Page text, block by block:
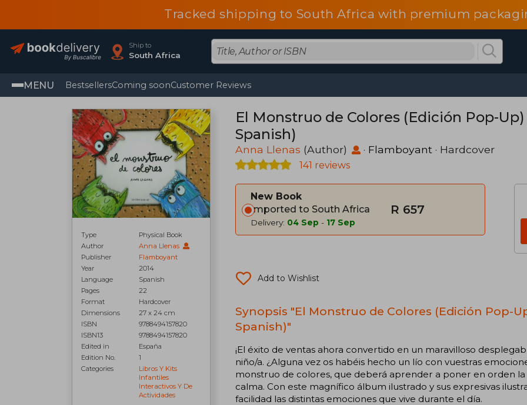
Tracked shipping to South Africa with premium
Ship to
South Africa
MENU BestsellersComing soonCustomer Reviews
Type
Physical Book
Author
Anna Llenas
Publisher
Flamboyant
Year
2014
Language
Spanish
Pages
22
Format
Hardcover
Dimensions
27 x 24 cm
ISBN
9788494157820
ISBN13
9788494157820
Edited in
España
Edition No.
1
Categories
Libros Y Kits
Infantiles
Interactivos Y De
Actividades
El Monstruo de Colores (Edición Pop-
Spanish)
Anna Llenas (Author) · Flamboyant · Hardcover
141 reviews
New Book
Imported to South Africa
Delivery: 04 Sep - 17 Sep
R 657
Add to Wishlist
Synopsis "El Monstruo de Colores (Edición Pop-
Spanish)"
¡El éxito de ventas ahora convertido en un maravilloso
niño/a. ¿Alguna vez os habéis hecho un lío con vuestras
monstruo de colores, que deberá aprender a poner en orden la
calma. Con este magnífico álbum ilustrado y sus expresivas
facilidad las distintas emociones que vive durante el día.